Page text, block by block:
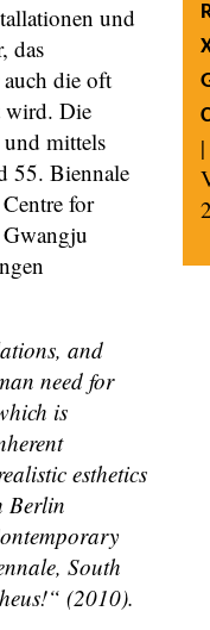
und
das
die oft
wird. Die
mittels
55. Biennale
for
and
need for
is
esthetics
Berlin
South
(2010).